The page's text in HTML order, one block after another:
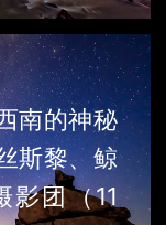
南的神秘
斯黎、鲸
影团（11